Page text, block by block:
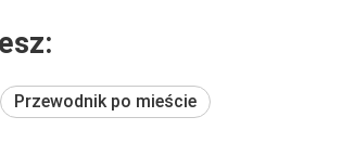
Przewodnik po mieście